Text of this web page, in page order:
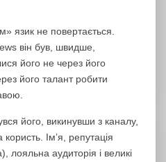
язик не повертається.
він був, швидше,
його не через його
його талант робити
його, викинувши з каналу,
Імʼя, репутація
лояльна аудиторія і великі